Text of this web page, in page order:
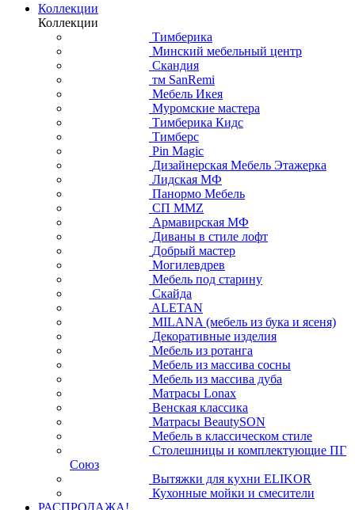
Коллекции
Коллекции
Тимберика
Минский мебельный центр
Скандия
тм SanRemi
Мебель Икея
Муромские мастера
Тимберика Кидс
Тимберс
Pin Magic
Дизайнерская Мебель Этажерка
Лидская МФ
Панормо Мебель
СП ММZ
Армавирская МФ
Диваны в стиле лофт
Добрый мастер
Могилевдрев
Мебель под старину
Скайда
ALETAN
MILANA (мебель из бука и ясеня)
Декоративные изделия
Мебель из ротанга
Мебель из массива сосны
Мебель из массива дуба
Матрасы Lonax
Венская классика
Матрасы BeautySON
Мебель в классическом стиле
Столешницы и комплектующие ПГ
Союз
Вытяжки для кухни ELIKOR
Кухонные мойки и смесители
РАСПРОДАЖА!